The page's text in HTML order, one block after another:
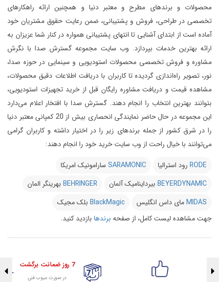
محصولات و برندهای مطرح و معتبر دنیا و همچنین ارائه راهکارهای
تخصصی در طراحی، فروش و پشتیبانی، ضمن رعایت حقوق مشتریان خود
آماده است از ابتدای آشنایی تا انتهای پشتیبانی همواره در کنار شما عزیزان به
ارائه بهترین خدمات بپردازد. وب سایت مجموعه گسترش صدا با نگرش
مشاوره و فروش تخصصی محصولات استودیویی و سینمایی در حوزه صدا،
نور، تصویر راه‌اندازی گردیده تا کاربران با دریافت اطلاعات دقیق محصولات،
مشاهده قیمت و دریافت مشاوره رایگان قبل از خرید تجهیزات استودیویی،
بتوانند بهترین انتخاب را انجام دهند. گسترش صدا با افتخار اعلام می‌دارد
این مجموعه در حال حاضر نمایندگی انحصاری بیش از 20 کمپانی معتبر دنیا
را در شرق کشور از جمله برندهای زیر را در اختیار داشته و کاربران گرامی
می‌توانند با خیال راحت از وب سایت خرید خود را انجام دهند:
RODE رود استرالیا SARAMONIC سارامونیک امریکا
BEYERDYNAMIC بیرداینامیک آلمان BEHRINGER بهرینگر المان
MIDASمای داس انگلیس BlackMagic بلک مجیک
جهت مشاهده لیست کامل، از صفحه برندها بازدید کنید.
7 روز ضمانت برگشت
در صورت عیوب فنی